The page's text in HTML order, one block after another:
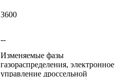
3600
--
Изменяемые фазы
газораспределения, электронное
управление дроссельной